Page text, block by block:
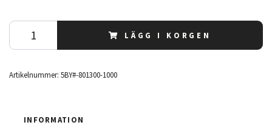
LÄGG I KORGEN
Artikelnummer: 5BY#-801300-1000
INFORMATION